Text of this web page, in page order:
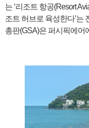
는 ‘리조트 항공(Resort
조트 허브로 육성한다’는
총판(GSA)은 퍼시픽에어